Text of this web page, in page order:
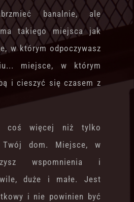
banalnie, ale
takiego miejsca jak
w którym odpoczywasz
miejsce, w którym
i cieszyć się czasem z
coś więcej niż tylko
dom. Miejsce, w
wspomnienia i
duże i małe. Jest
i nie powinien być